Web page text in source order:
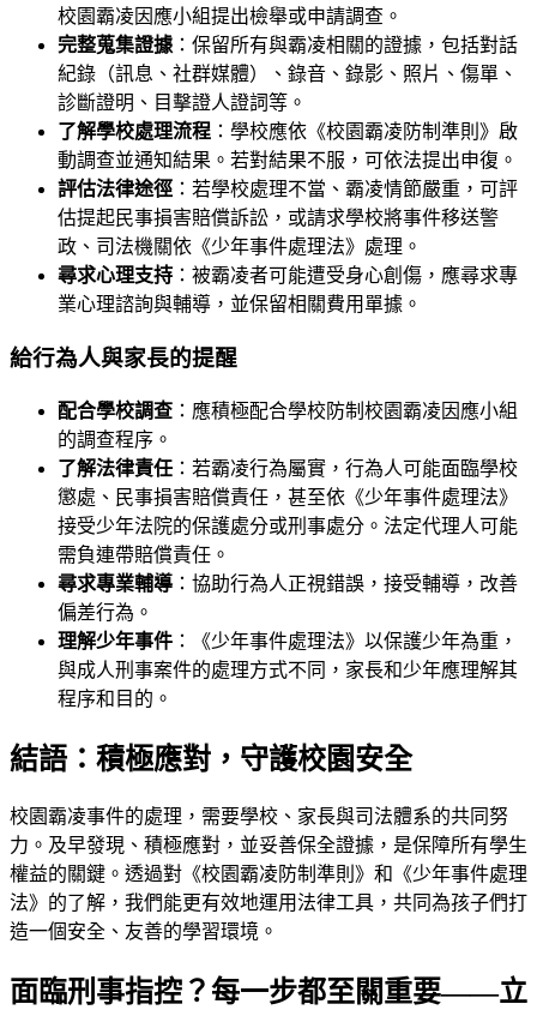
校園霸凌因應小組提出檢舉或申請調查。
完整蒐集證據 ：保留所有與霸凌相關的證據，包括對話
紀錄（訊息、社群媒體）、錄音、錄影、照片、傷單、
診斷證明、目擊證人證詞等。
了解學校處理流程 ：學校應依《校園霸凌防制準則》啟
動調查並通知結果。若對結果不服，可依法提出申復。
評估法律途徑 ：若學校處理不當、霸凌情節嚴重，可評
估提起民事損害賠償訴訟，或請求學校將事件移送警
政、司法機關依《少年事件處理法》處理。
尋求心理支持 ：被霸凌者可能遭受身心創傷，應尋求專
業心理諮詢與輔導，並保留相關費用單據。
給行為人與家長的提醒
配合學校調查 ：應積極配合學校防制校園霸凌因應小組
的調查程序。
了解法律責任 ：若霸凌行為屬實，行為人可能面臨學校
懲處、民事損害賠償責任，甚至依《少年事件處理法》
接受少年法院的保護處分或刑事處分。法定代理人可能
需負連帶賠償責任。
尋求專業輔導：協助行為人正視錯誤，接受輔導，改善
偏差行為。
理解少年事件 ：《少年事件處理法》以保護少年為重，
與成人刑事案件的處理方式不同，家長和少年應理解其
程序和目的。
結語：積極應對，守護校園安全
校園霸凌事件的處理，需要學校、家長與司法體系的共同努
力。及早發現、積極應對，並妥善保全證據，是保障所有學生
權益的關鍵。透過對《校園霸凌防制準則》和《少年事件處理
法》的了解，我們能更有效地運用法律工具，共同為孩子們打
造一個安全、友善的學習環境。
面臨刑事指控？每一步都至關重要——立